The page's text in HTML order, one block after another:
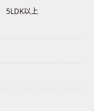
5LDK以上